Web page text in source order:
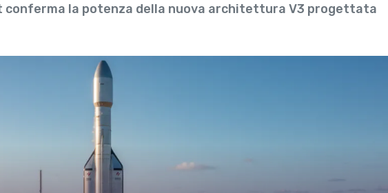
conferma la potenza della nuova architettura V3 progettata